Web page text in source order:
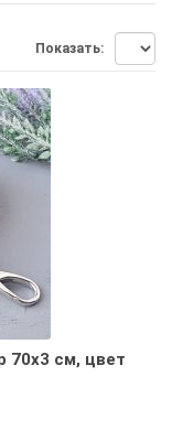
Показать:
70х3 см, цвет